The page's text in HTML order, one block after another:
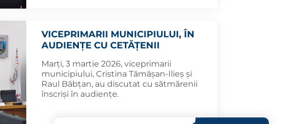
VICEPRIMARII MUNICIPIULUI, ÎN
AUDIENȚE CU CETĂȚENII
Marți, 3 martie 2026, viceprimarii
municipiului, Cristina Tămășan-Ilieș și
Raul Băbțan, au discutat cu sătmărenii
înscriși în audiențe.